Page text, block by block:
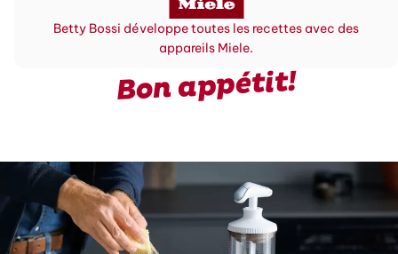
Betty Bossi développe toutes les recettes avec des
appareils Miele.
Bon appétit!